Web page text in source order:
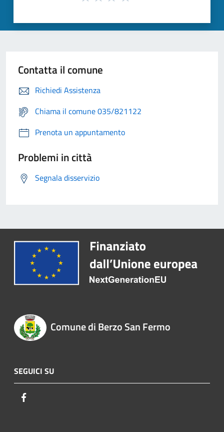
Contatta il comune
Richiedi Assistenza
Chiama il comune 035/821122
Prenota un appuntamento
Problemi in città
Segnala disservizio
Comune di Berzo San Fermo
SEGUICI SU